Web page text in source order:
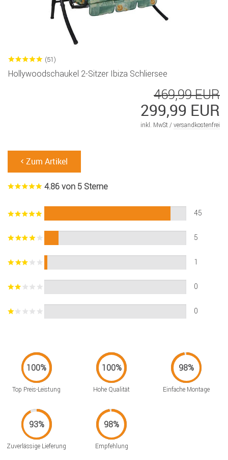
(51)
Hollywoodschaukel 2-Sitzer Ibiza Schliersee
469,99 EUR
299,99 EUR
inkl. MwSt / versandkostenfrei
Zum Artikel
4.86 von 5 Sterne
45
5
1
0
0
Top Preis-Leistung Hohe Qualität Einfache Montage
Zuverlässige Lieferung Empfehlung